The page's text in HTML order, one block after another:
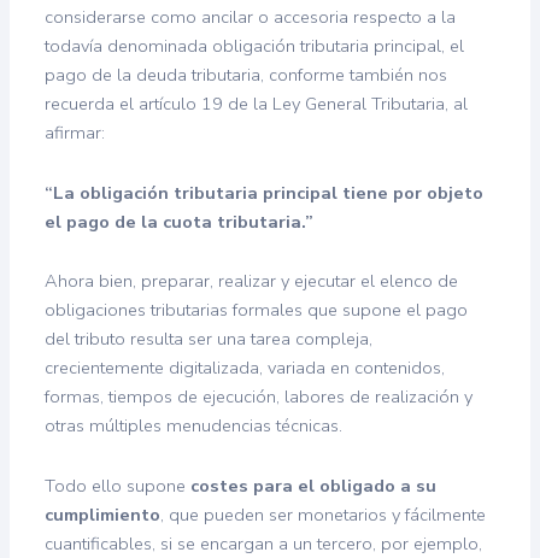
considerarse como ancilar o accesoria respecto a la
todavía denominada obligación tributaria principal, el
pago de la deuda tributaria, conforme también nos
recuerda el artículo 19 de la Ley General Tributaria, al
afirmar:
“La obligación tributaria principal tiene por objeto
el pago de la cuota tributaria.”
Ahora bien, preparar, realizar y ejecutar el elenco de
obligaciones tributarias formales que supone el pago
del tributo resulta ser una tarea compleja,
crecientemente digitalizada, variada en contenidos,
formas, tiempos de ejecución, labores de realización y
otras múltiples menudencias técnicas.
Todo ello supone costes para el obligado a su
cumplimiento, que pueden ser monetarios y fácilmente
cuantificables, si se encargan a un tercero, por ejemplo,